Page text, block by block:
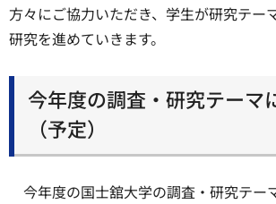
方々にご協力いただき、学生が研究テー
研究を進めていきます。
今年度の調査・研究テーマ
（予定）
今年度の国士舘大学の調査・研究テー